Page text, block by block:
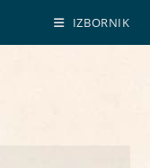
IZBORNIK